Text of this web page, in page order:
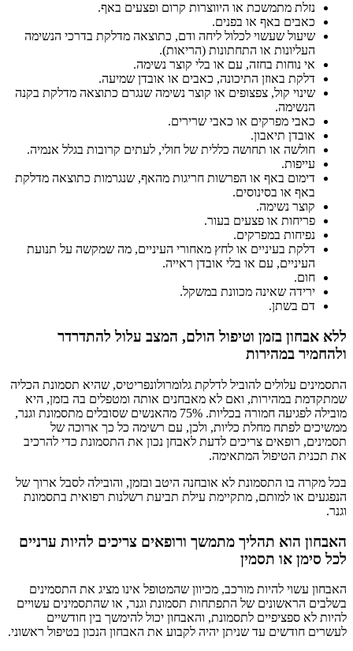
נזלת מתמשכת או היווצרות קרום ופצעים באף.
כאבים באף או בפנים.
שיעול שעשוי לכלול ליחה ודם, כתוצאה מדלקת בדרכי הנשימה
העליונות או התחתונות (הריאות).
אי נוחות בחזה, עם או בלי קוצר נשימה.
דלקת באוזן התיכונה, כאבים או אובדן שמיעה.
שינוי קול, צפצופים או קוצר נשימה שנגרם כתוצאה מדלקת בקנה
הנשימה.
כאבי מפרקים או כאבי שרירים.
אובדן תיאבון.
חולשה או תחושה כללית של חולי, לעתים קרובות בגלל אנמיה.
עייפות.
דימום באף או הפרשות חריגות מהאף, שנגרמות כתוצאה מדלקת
באף או בסינוסים.
קוצר נשימה.
פריחות או פצעים בעור.
נפיחות במפרקים.
דלקת בעיניים או לחץ מאחורי העיניים, מה שמקשה על תנועת
העיניים, עם או בלי אובדן ראייה.
חום.
ירידה שאינה מכוונת במשקל.
דם בשתן.
ללא אבחון בזמן וטיפול הולם, המצב עלול להתדרדר
ולהחמיר במהירות
התסמינים עלולים להוביל לדלקת גלומרולונפריטיס, שהיא תסמונת הכליה
שמתקדמת במהירות, ואם לא מאבחנים אותה ומטפלים בה בזמן, היא
מובילה לפגיעה חמורה בכליות. 75% מהאנשים שסובלים מתסמונת וגנר,
ממשיכים לפתח מחלת כליות, ולכן, עם רשימה כל כך ארוכה של
תסמינים, רופאים צריכים לדעת לאבחן נכון את התסמונת כדי להרכיב
את תכנית הטיפול המתאימה.
בכל מקרה בו התסמונת לא אובחנה היטב ובזמן, והובילה לסבל ארוך של
הנפגעים או למותם, מתקיימת עילת תביעת רשלנות רפואית בתסמונת
וגנר.
האבחון הוא תהליך מתמשך ורופאים צריכים להיות ערניים
לכל סימן או תסמין
האבחון עשוי להיות מורכב, מכיוון שהמטופל אינו מציג את התסמינים
בשלבים הראשונים של התפתחות תסמונת וגנר, או שהתסמינים עשויים
להיות לא ספציפיים לתסמונת, והאבחון יכול להימשך בין חודשיים
לעשרים חודשים עד שניתן יהיה לקבוע את האבחון הנכון בטיפול ראשוני.